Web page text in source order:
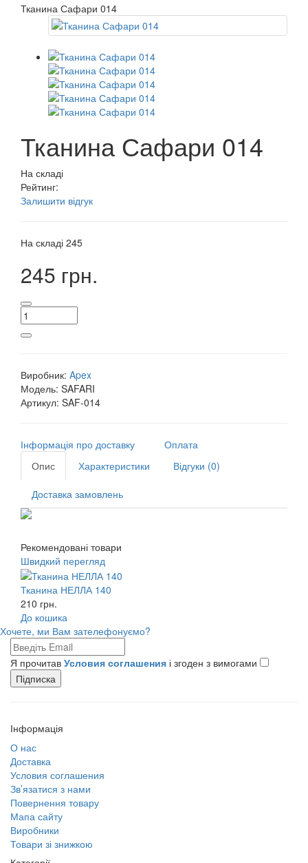
Тканина Сафари 014
Тканина Сафари 014
На складі
Рейтинг:
Залишити відгук
На складі 245
245 грн.
Виробник: Apex
Модель: SAFARI
Артикул: SAF-014
Інформація про доставку
Оплата
Опис
Характеристики Відгуки (0)
Доставка замовлень
Рекомендовані товари
Швидкий перегляд
Тканина НЕЛЛА 140
210 грн.
До кошика
Хочете, ми Вам зателефонуємо?
Я прочитав Условия соглашения і згоден з вимогами
Підписка
Інформація
О нас
Доставка
Условия соглашения
Зв’язатися з нами
Повернення товару
Мапа сайту
Виробники
Товари зі знижкою